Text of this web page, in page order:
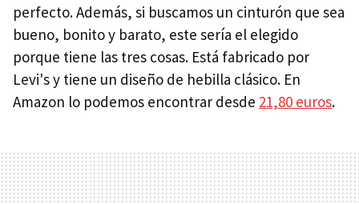
perfecto. Además, si buscamos un cinturón que sea
bueno, bonito y barato, este sería el elegido
porque tiene las tres cosas. Está fabricado por
Levi's y tiene un diseño de hebilla clásico. En
Amazon lo podemos encontrar desde 21,80 euros.